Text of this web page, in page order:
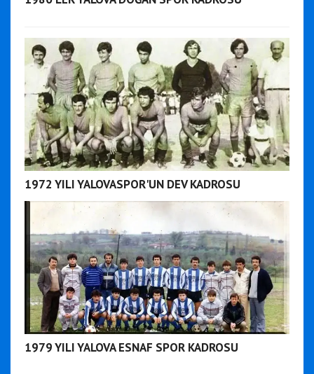
1972 YILI YALOVASPOR'UN DEV KADROSU
1979 YILI YALOVA ESNAF SPOR KADROSU